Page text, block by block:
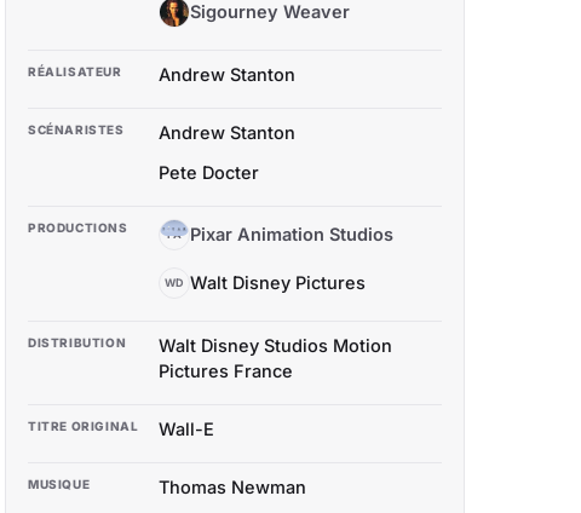
SW Sigourney Weaver
RÉALISATEUR Andrew Stanton
SCÉNARISTES
Andrew Stanton
Pete Docter
PRODUCTIONS PA Pixar Animation Studios
WD Walt Disney Pictures
DISTRIBUTION
Walt Disney Studios Motion
Pictures France
TITRE ORIGINAL Wall-E
MUSIQUE Thomas Newman